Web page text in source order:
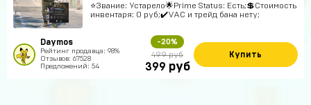
⭐️Звание: Устарело🌟Prime Status: Есть;💲Стоимость
инвентаря: 0 руб;✔️VAC и трейд бана нету;
Daymos
Рейтинг продавца: 98%
Отзывов: 67528
Предложений: 54
-20%
499 руб
399 руб
Купить